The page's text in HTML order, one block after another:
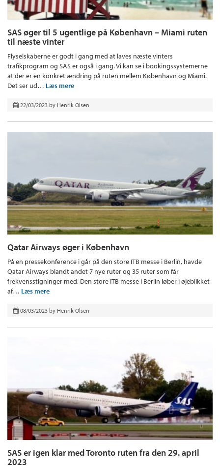
SAS øger til 5 ugentlige på København – Miami ruten
til næste vinter
Flyselskaberne er godt i gang med at laves næste vinters
trafikprogram og SAS er også i gang. Vi kan se i bookingssystemerne
at der er en konkret ændring på ruten mellem København og Miami.
Det ser ud… Læs mere
22/03/2023 by Henrik Olsen
Qatar Airways øger i København
På en pressekonference i går på den store ITB messe i Berlin, havde
Qatar Airways blandt andet 7 nye ruter og 35 ruter som får
frekvensstigninger med. Den store ITB messe i Berlin løber i øjeblikket
af… Læs mere
08/03/2023 by Henrik Olsen
SAS er igen klar med Toronto ruten fra den 29. april
2023